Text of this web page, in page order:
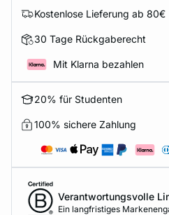
Kostenlose Lieferung ab 80€
30 Tage Rückgaberecht
Mit Klarna bezahlen
20% für Studenten
100% sichere Zahlung
Verantwortungsvolle
Ein langfristiges